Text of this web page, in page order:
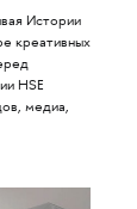
Истории
креативных
HSE
медиа,